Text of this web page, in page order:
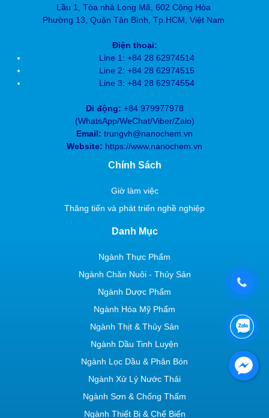
Lầu 1, Tòa nhà Long Mã, 602 Cộng Hòa
Phường 13, Quận Tân Bình, Tp.HCM, Việt Nam
Điện thoại:
Line 1: +84 28 62974514
Line 2: +84 28 62974515
Line 3: +84 28 62974554
Di động: +84 979977978
(WhatsApp/WeChat/Viber/Zalo)
Email: trungvh@nanochem.vn
Website: https://www.nanochem.vn
Chính Sách
Giờ làm việc
Thăng tiến và phát triển nghề nghiệp
Danh Mục
Ngành Thực Phẩm
Ngành Chăn Nuôi - Thủy Sản
Ngành Dược Phẩm
Ngành Hóa Mỹ Phẩm
Ngành Thịt & Thủy Sản
Ngành Dầu Tinh Luyện
Ngành Lọc Dầu & Phân Bón
Ngành Xử Lý Nước Thải
Ngành Sơn & Chống Thấm
Ngành Thiết Bị & Chế Biến